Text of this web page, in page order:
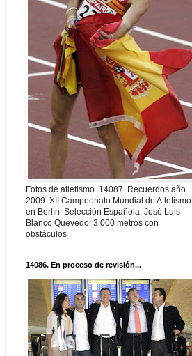
Fotos de atletismo. 14087. Recuerdos año
2009. XII Campeonato Mundial de Atletismo
en Berlín. Selección Española. José Luis
Blanco Quevedo: 3.000 metros con
obstáculos
14086. En proceso de revisión...